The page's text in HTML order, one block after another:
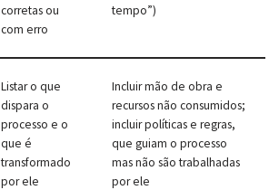
corretas ou
com erro
tempo”)
Listar o que
dispara o
processo e o
que é
transformado
por ele
Incluir mão de obra e
recursos não consumidos;
incluir políticas e regras,
que guiam o processo
mas não são trabalhadas
por ele